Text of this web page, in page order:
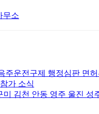
주운전구제 행정심판 면
가 소식
김천 안동 영주 울진 성